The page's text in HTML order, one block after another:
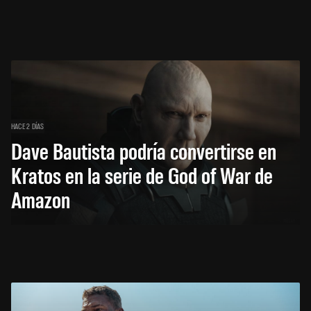
HACE 2 DÍAS
Dave Bautista podría convertirse en
Kratos en la serie de God of War de
Amazon